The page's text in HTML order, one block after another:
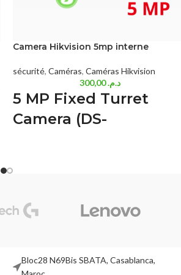
Camera Hikvision 5mp interne
sécurité, Caméras, Caméras Hikvision
د.م.300,00
5 MP Fixed Turret
Camera (DS-
Water and dust resistant (IP67)
4 in 1 (4 signals switchable
Bloc28 N69Bis SBATA, Casablanca,